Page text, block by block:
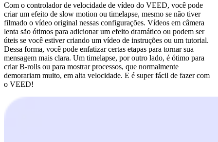
Com o controlador de velocidade de vídeo do VEED, você pode
criar um efeito de slow motion ou timelapse, mesmo se não tiver
filmado o vídeo original nessas configurações. Vídeos em câmera
lenta são ótimos para adicionar um efeito dramático ou podem ser
úteis se você estiver criando um vídeo de instruções ou um tutorial.
Dessa forma, você pode enfatizar certas etapas para tornar sua
mensagem mais clara. Um timelapse, por outro lado, é ótimo para
criar B-rolls ou para mostrar processos, que normalmente
demorariam muito, em alta velocidade. E é super fácil de fazer com
o VEED!